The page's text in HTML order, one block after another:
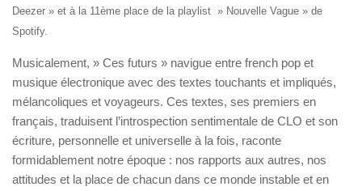
Deezer » et à la 11ème place de la playlist » Nouvelle Vague » de
Spotify.
Musicalement, » Ces futurs » navigue entre french pop et
musique électronique avec des textes touchants et impliqués,
mélancoliques et voyageurs. Ces textes, ses premiers en
français, traduisent l’introspection sentimentale de CLO et son
écriture, personnelle et universelle à la fois, raconte
formidablement notre époque : nos rapports aux autres, nos
attitudes et la place de chacun dans ce monde instable et en